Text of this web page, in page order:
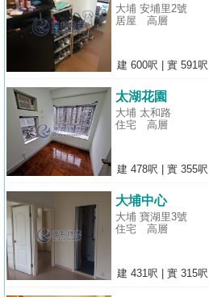
大埔 安埔里2號
居屋
高層
建 600呎 實 591呎
太湖花園
大埔 太和路
住宅
高層
建 478呎 實 355呎
大埔中心
大埔 寶湖里3號
住宅
高層
建 431呎 實 315呎